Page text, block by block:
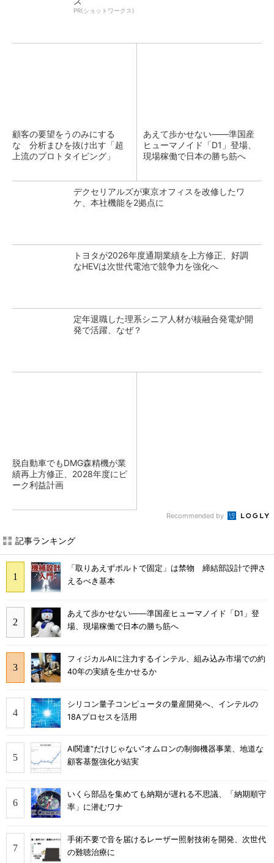
PR(ショットワークス)
顧客の要望をうのみにする
な 分析まひを抜け出す「超
上流のプロトタイピング」
あえて歩かせない――準国産
ヒューマノイド「D1」登場、
現場稼働で日本の勝ち筋へ
デクセリアルズが東京オフィスを改修したワ
ケ、本社機能を2拠点に
トヨタが2026年度通期業績を上方修正、好調
なHEVは次世代電池で競争力を強化へ
定年退職した理系シニア人材が核融合発電炉開
発で活躍、なぜ？
脱自動車でもDMG森精機が業
績再上方修正、2028年度にピ
ーク利益計画
Recommended by
記事ランキング
「取りあえずボルトで固定」は禁物 締結部設計で押さ
えるべき基本
あえて歩かせない――準国産ヒューマノイド「D1」登
場、現場稼働で日本の勝ち筋へ
フィジカルAIに注力するインテル、組み込み市場での約
40年の実績を生かせるか
シリコン量子コンピュータの量産開発へ、インテルの
18Aプロセスを活用
AI関連“だけじゃない”オムロンの制御機器事業、地道な
顧客基盤強化が結実
いくら部品を集めても納期が遅れる不思議、「納期順守
率」に潜むワナ
手術不要で音を届けるレーザー照射技術を開発、次世代
の難聴治療に